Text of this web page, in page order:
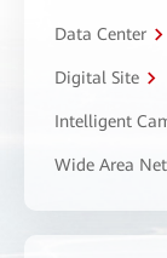
Data Center
Digital Site
Intelligent
Wide Area